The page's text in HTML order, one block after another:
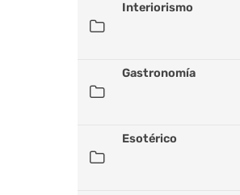
Interiorismo
Gastronomía
Esotérico